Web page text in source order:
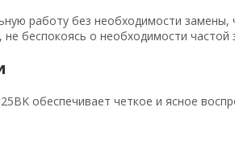
работу без необходимости
беспокоясь о необходимости частой
обеспечивает четкое и ясное